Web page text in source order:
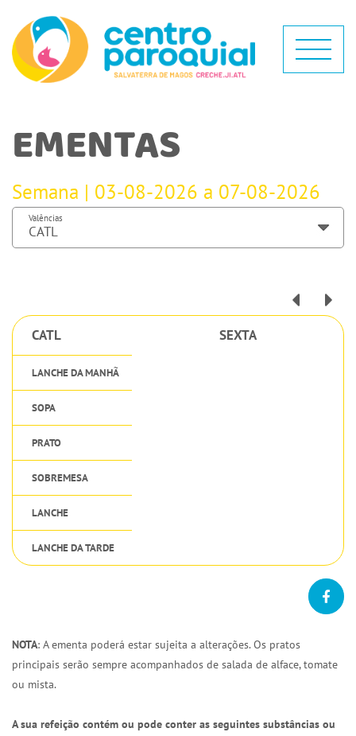
EMENTAS
Semana | 03-08-2026 a 07-08-2026
Valências
CATL SEXTA
LANCHE DA MANHÃ
SOPA
PRATO
SOBREMESA
LANCHE
LANCHE DA TARDE
NOTA: A ementa poderá estar sujeita a alterações. Os pratos
principais serão sempre acompanhados de salada de alface, tomate
ou mista.
A sua refeição contém ou pode conter as seguintes substâncias ou